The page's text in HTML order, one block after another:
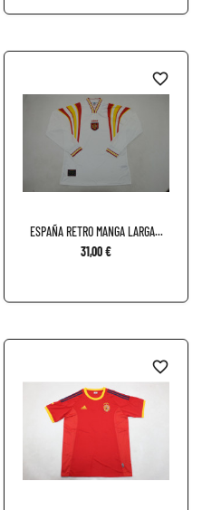
ESPAÑA RETRO MANGA LARGA...
31,00 €
favorite_border
favorite_border